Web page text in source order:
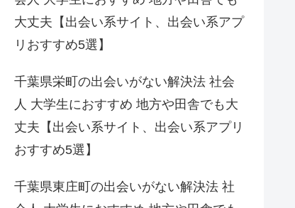
大丈夫【出会い系サイト、出会い系アプ
リおすすめ5選】
千葉県栄町の出会いがない解決法 社会
人 大学生におすすめ 地方や田舎でも大
丈夫【出会い系サイト、出会い系アプリ
おすすめ5選】
千葉県東庄町の出会いがない解決法 社